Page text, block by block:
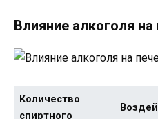
Влияние алкоголя
Количество
спиртного